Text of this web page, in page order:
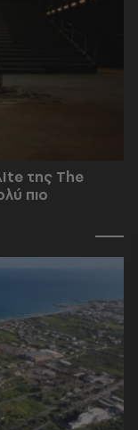
της The
πιο